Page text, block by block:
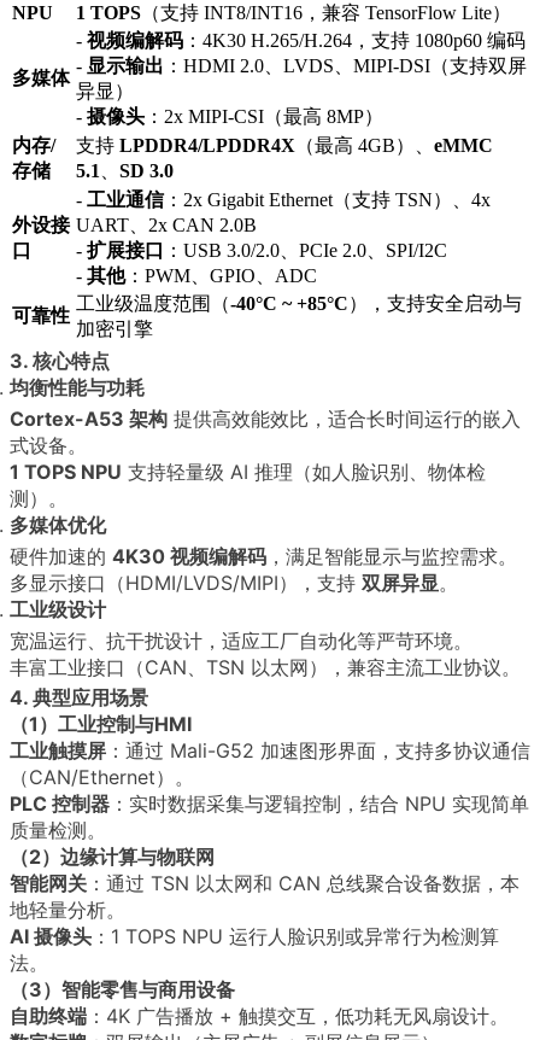
NPU
1 TOPS （支持 INT8/INT16，兼容 TensorFlow Lite）
多媒体
- 视频编解码 ：4K30 H.265/H.264，支持 1080p60 编码
- 显示输出 ：HDMI 2.0、LVDS、MIPI-DSI（支持双屏
异显）
- 摄像头 ：2x MIPI-CSI（最高 8MP）
内存/
存储
支持 LPDDR4/LPDDR4X （最高 4GB）、 eMMC
5.1
SD 3.0
外设接
口
- 工业通信：2x Gigabit Ethernet（支持 TSN）、4x
UART、2x CAN 2.0B
- 扩展接口
：USB 3.0/2.0、PCIe 2.0、SPI/I2C
- 其他：PWM、GPIO、ADC
可靠性
工业级温度范围（-40°C ~ +85°C），支持安全启动与
加密引擎
3. 核心特点
均衡性能与功耗
Cortex-A53 架构 提供高效能效比，适合长时间运行的嵌入
式设备。
1 TOPS NPU 支持轻量级 AI 推理（如人脸识别、物体检
测）。
多媒体优化
硬件加速的 4K30 视频编解码 ，满足智能显示与监控需求。
多显示接口（HDMI/LVDS/MIPI），支持 双屏异显。
工业级设计
宽温运行、抗干扰设计，适应工厂自动化等严苛环境。
丰富工业接口（CAN、TSN 以太网），兼容主流工业协议。
4. 典型应用场景
（1）工业控制与HMI
工业触摸屏 ：通过 Mali-G52 加速图形界面，支持多协议通信
（CAN/Ethernet）。
PLC 控制器 ：实时数据采集与逻辑控制，结合 NPU 实现简单
质量检测。
（2）边缘计算与物联网
智能网关 ：通过 TSN 以太网和 CAN 总线聚合设备数据，本
地轻量分析。
AI 摄像头 ：1 TOPS NPU 运行人脸识别或异常行为检测算
法。
（3）智能零售与商用设备
自助终端 ：4K 广告播放 + 触摸交互，低功耗无风扇设计。